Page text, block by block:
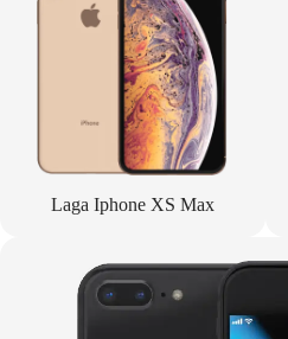
Laga Iphone XS Max